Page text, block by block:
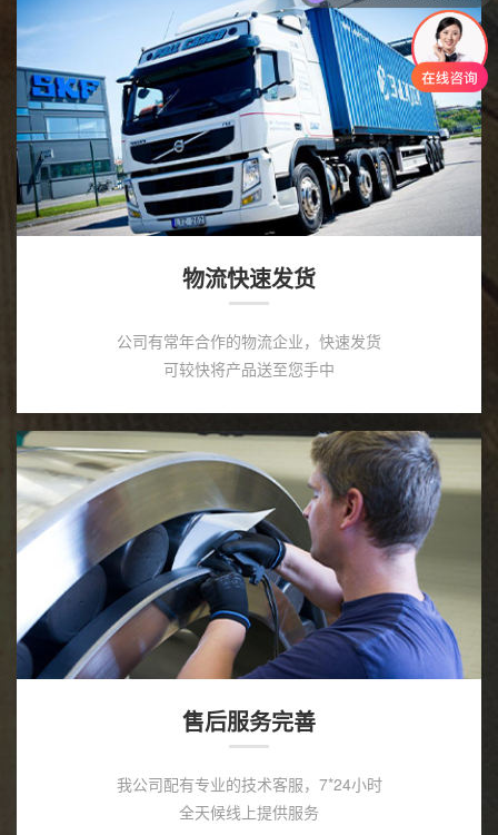
物流快速发货
公司有常年合作的物流企业，快速发货
可较快将产品送至您手中
售后服务完善
我公司配有专业的技术客服，7*24小时
全天候线上提供服务